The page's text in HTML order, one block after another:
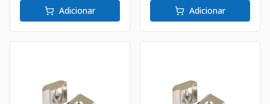
Adicionar Adicionar